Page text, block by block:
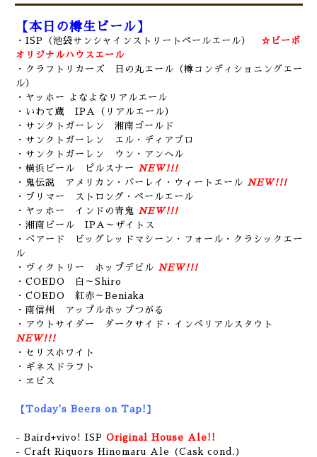
【本日の樽生ビール】
・ISP（池袋サンシャインストリートペールエール）
☆ビーボ
オリジナルハウスエール
・クラフトリカーズ 日の丸エール（樽コンディショニングエー
ル）
・ヤッホー よなよなリアルエール
・いわて蔵 IPA（リアルエール）
・サンクトガーレン 湘南ゴールド
・サンクトガーレン エル・ディアブロ
・サンクトガーレン ウン・アンヘル
・横浜ビール ピルスナー
NEW!!!
・鬼伝説 アメリカン・バーレイ・ウィートエール NEW!!!
・ブリマー ストロング・ペールエール
・ヤッホー インドの青鬼 NEW!!!
・湘南ビール IPA～ザイトス
・ベアード ビッグレッドマシーン・フォール・クラシックエー
ル
・ヴィクトリー ホップデビル NEW!!!
・COEDO 白～Shiro
・COEDO 紅赤～Beniaka
・南信州 アップルホップつがる
・アウトサイダー ダークサイド・インペリアルスタウト
NEW!!!
・セリスホワイト
・ギネスドラフト
・ヱビス
【Today's Beers on Tap!】
- Baird+vivo! ISP Original House Ale!!
- Craft Riquors Hinomaru Ale (Cask cond.)